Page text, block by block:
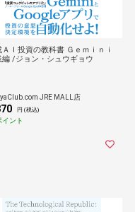
ＡＩ投資の教科書 Ｇｅｍｉｎｉ
編 /ジョン・シュウギョウ
JRE MALL店
円 (税込)
イント